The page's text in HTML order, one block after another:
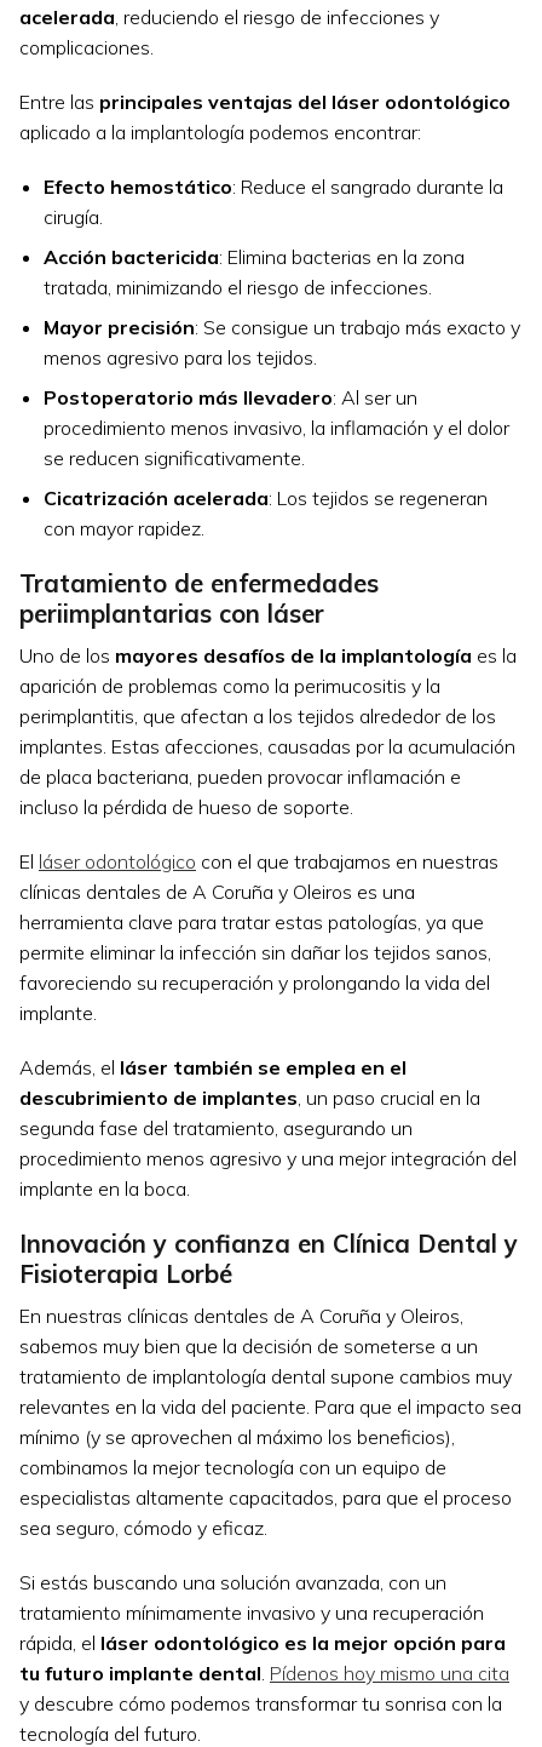
acelerada , reduciendo el riesgo de infecciones y
complicaciones.
Entre las principales ventajas del láser odontológico
aplicado a la implantología podemos encontrar:
Efecto hemostático: Reduce el sangrado durante la
cirugía.
Acción bactericida: Elimina bacterias en la zona
tratada, minimizando el riesgo de infecciones.
Mayor precisión: Se consigue un trabajo más exacto y
menos agresivo para los tejidos.
Postoperatorio más llevadero: Al ser un
procedimiento menos invasivo, la inflamación y el dolor
se reducen significativamente.
Cicatrización acelerada: Los tejidos se regeneran
con mayor rapidez.
Tratamiento de enfermedades
periimplantarias con láser
Uno de los mayores desafíos de la implantología es la
aparición de problemas como la perimucositis y la
perimplantitis, que afectan a los tejidos alrededor de los
implantes. Estas afecciones, causadas por la acumulación
de placa bacteriana, pueden provocar inflamación e
incluso la pérdida de hueso de soporte.
El láser odontológico con el que trabajamos en nuestras
clínicas dentales de A Coruña y Oleiros es una
herramienta clave para tratar estas patologías, ya que
permite eliminar la infección sin dañar los tejidos sanos,
favoreciendo su recuperación y prolongando la vida del
implante.
Además, el láser también se emplea en el
descubrimiento de implantes , un paso crucial en la
segunda fase del tratamiento, asegurando un
procedimiento menos agresivo y una mejor integración del
implante en la boca.
Innovación y confianza en Clínica Dental y
Fisioterapia Lorbé
En nuestras clínicas dentales de A Coruña y Oleiros,
sabemos muy bien que la decisión de someterse a un
tratamiento de implantología dental supone cambios muy
relevantes en la vida del paciente. Para que el impacto sea
mínimo (y se aprovechen al máximo los beneficios),
combinamos la mejor tecnología con un equipo de
especialistas altamente capacitados, para que el proceso
sea seguro, cómodo y eficaz.
Si estás buscando una solución avanzada, con un
tratamiento mínimamente invasivo y una recuperación
rápida, el láser odontológico es la mejor opción para
tu futuro implante dental Pídenos hoy mismo una cita
y descubre cómo podemos transformar tu sonrisa con la
tecnología del futuro.